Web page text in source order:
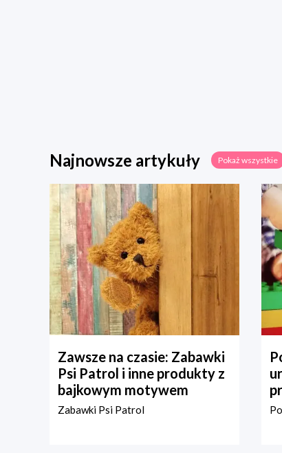
Najnowsze artykuły Pokaż wszystkie
Zawsze na czasie: Zabawki
Psi Patrol i inne produkty z
bajkowym motywem
Zabawki Psi Patrol